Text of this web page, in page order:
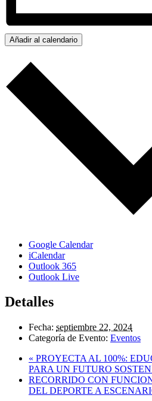
Añadir al calendario
Google Calendar
iCalendar
Outlook 365
Outlook Live
Detalles
Fecha: septiembre 22, 2024
Categoría de Evento: Eventos
« PROYECTA AL 100%:
PARA UN FUTURO
RECORRIDO CON
DEL DEPORTE A